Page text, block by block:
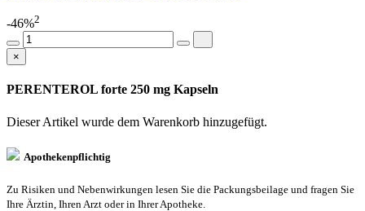
-46%2
×
PERENTEROL forte 250 mg Kapseln
Dieser Artikel wurde dem Warenkorb hinzugefügt.
Apothekenpflichtig
Zu Risiken und Nebenwirkungen lesen Sie die Packungsbeilage und fragen Sie
Ihre Ärztin, Ihren Arzt oder in Ihrer Apotheke.